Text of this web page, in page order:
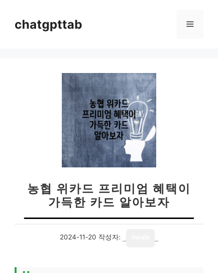
chatgpttab 메
농협 위카드 프리미엄 혜택이
가득한 카드 알아보자
2024-11-20 작성자: